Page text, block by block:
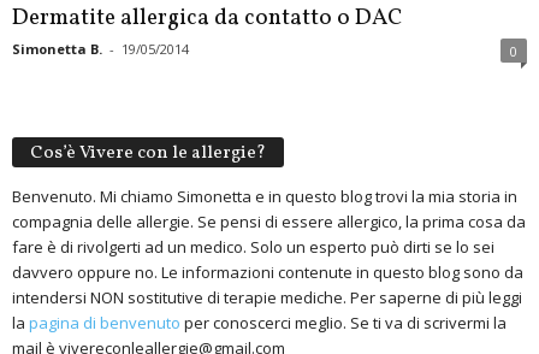
Dermatite allergica da contatto o DAC
Simonetta B. - 19/05/2014 0
Cos’è Vivere con le allergie?
Benvenuto. Mi chiamo Simonetta e in questo blog trovi la mia storia in
compagnia delle allergie. Se pensi di essere allergico, la prima cosa da
fare è di rivolgerti ad un medico. Solo un esperto può dirti se lo sei
davvero oppure no. Le informazioni contenute in questo blog sono da
intendersi NON sostitutive di terapie mediche. Per saperne di più leggi
la pagina di benvenuto per conoscerci meglio. Se ti va di scrivermi la
mail è vivereconleallergie@gmail.com